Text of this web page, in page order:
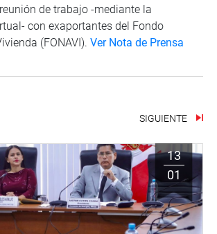
de trabajo -mediante la
con exaportantes del Fondo
(FONAVI). Ver Nota de Prensa
SIGUIENTE
13
01